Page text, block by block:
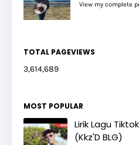
View my complete
TOTAL PAGEVIEWS
3,614,689
MOST POPULAR
Lirik Lagu
(Kkz'D BLG)